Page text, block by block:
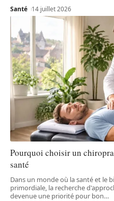
Santé 14 juillet 2026
Pourquoi choisir un
santé
Dans un monde où la santé et le
primordiale, la recherche
devenue une priorité pour bon…